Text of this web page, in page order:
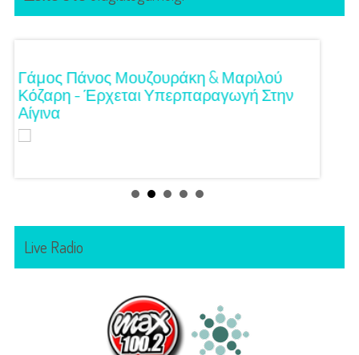
Γάμος Πάνος Μουζουράκη & Μαριλού
Κόζαρη - Έρχεται Υπερπαραγωγή Στην
Αίγινα
Live Radio